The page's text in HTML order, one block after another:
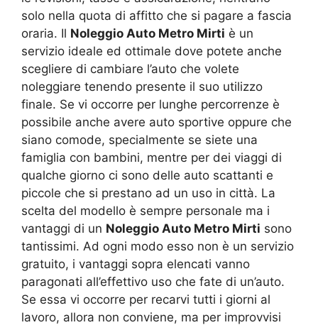
solo nella quota di affitto che si pagare a fascia
oraria. Il Noleggio Auto Metro Mirti è un
servizio ideale ed ottimale dove potete anche
scegliere di cambiare l’auto che volete
noleggiare tenendo presente il suo utilizzo
finale. Se vi occorre per lunghe percorrenze è
possibile anche avere auto sportive oppure che
siano comode, specialmente se siete una
famiglia con bambini, mentre per dei viaggi di
qualche giorno ci sono delle auto scattanti e
piccole che si prestano ad un uso in città. La
scelta del modello è sempre personale ma i
vantaggi di un Noleggio Auto Metro Mirti sono
tantissimi. Ad ogni modo esso non è un servizio
gratuito, i vantaggi sopra elencati vanno
paragonati all’effettivo uso che fate di un’auto.
Se essa vi occorre per recarvi tutti i giorni al
lavoro, allora non conviene, ma per improvvisi